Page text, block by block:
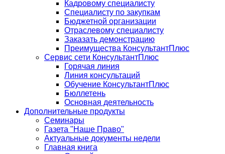
Кадровому специалисту
Специалисту по закупкам
Бюджетной организации
Отраслевому специалисту
Заказать демонстрацию
Преимущества КонсультантПлюс
Сервис сети КонсультантПлюс
Горячая линия
Линия консультаций
Обучение КонсультантПлюс
Бюллетень
Основная деятельность
Дополнительные продукты
Семинары
Газета "Наше Право"
Актуальные документы недели
Главная книга